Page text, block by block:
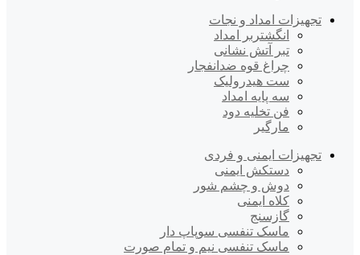
تجهیزات امداد و نجات
انگشتربر امداد
تبر آتش نشانی
چراغ قوه ضدانفجار
ست هیدرولیک
سه پایه امداد
فن تخلیه دود
مارگیر
تجهیزات ایمنی و فردی
دستکش ایمنی
دوش و چشم شور
کلاه ایمنی
گازسنج
ماسک تنفسی سوپاپ دار
ماسک تنفسی نیم و تمام صورت